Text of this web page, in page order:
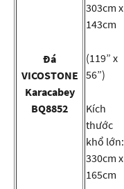
Đá
VICOSTONE
Karacabey
BQ8852
303cm x
143cm
(119” x
56”)
Kích
thước
khổ lớn:
330cm x
165cm